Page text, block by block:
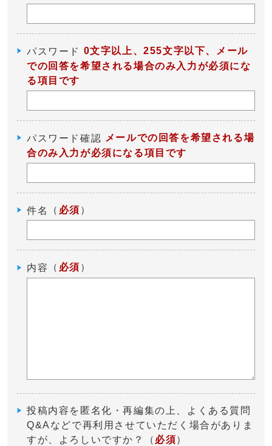
パスワード 0文字以上、255文字以下、メール
での回答を希望される場合のみ入力が必須にな
る項目です
パスワード確認 メールでの回答を希望される場
合のみ入力が必須になる項目です
件名 （ 必須 ）
内容 （ 必須 ）
投稿内容を匿名化・再編集の上、よくある質問
Q&Aなどで再利用させていただく場合がありま
すが、よろしいですか？
（ 必須）